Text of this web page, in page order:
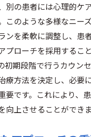
別の患者には心理的ケ
このような多様なニー
ンを柔軟に調整し、患
プローチを採用するこ
初期段階で行うカウン
療方法を決定し、必要
要です。これにより、
向上させることができま